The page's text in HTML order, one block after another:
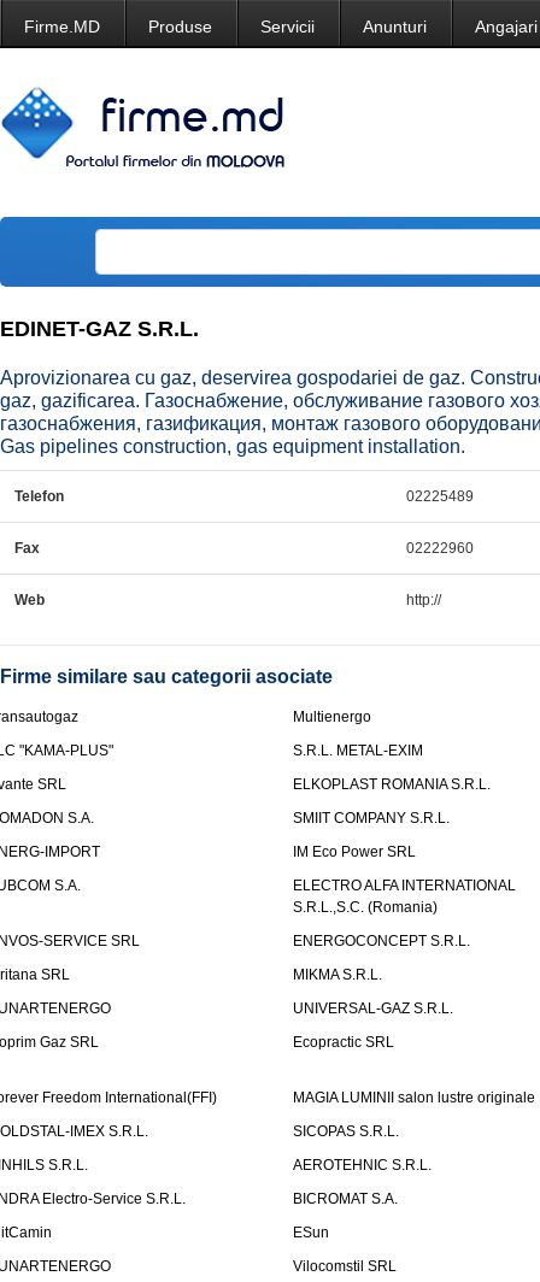
Firme.MD Produse Servicii Anunturi Angajari
EDINET-GAZ S.R.L.
Aprovizionarea cu gaz, deservirea gospodariei de gaz.
gaz, gazificarea. Газоснабжение, обслуживание газового
газоснабжения, газификация, монтаж газового
Gas pipelines construction, gas equipment installation.
Telefon 02225489
Fax 02222960
Web http://
Firme similare sau categorii asociate
Multienergo
"KAMA-PLUS"
S.R.L. METAL-EXIM
SRL
ELKOPLAST ROMANIA S.R.L.
S.A.
SMIIT COMPANY S.R.L.
IMPORT
IM Eco Power SRL
S.A.
ELECTRO ALFA INTERNATIONAL
S.R.L.,S.C. (Romania)
SERVICE SRL
ENERGOCONCEPT S.R.L.
SRL
MIKMA S.R.L.
UNIVERSAL-GAZ S.R.L.
Gaz SRL
Ecopractic SRL
Freedom International(FFI)
MAGIA LUMINII salon lustre originale
IMEX S.R.L.
SICOPAS S.R.L.
S.R.L.
AEROTEHNIC S.R.L.
Electro-Service S.R.L.
BICROMAT S.A.
ESun
Vilocomstil SRL